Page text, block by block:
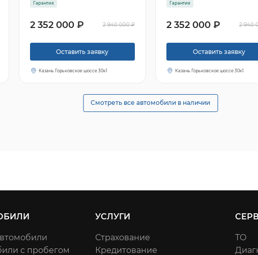
Гарантия
2 352 000 ₽ 2 940 000 ₽
Оставить заявку
Казань Горьковское шоссе 30к1
Гарантия
2 352 000 ₽ 2 940
Оставить заявку
Казань Горьковское шоссе 30к1
Смотреть все автомобили в наличии
с пробегом
УСЛУГИ
Страхование
Кредитование
ТО